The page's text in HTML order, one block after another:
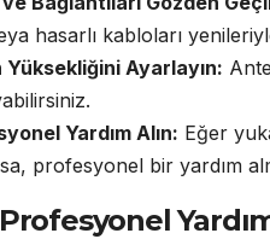
hasarlı kabloları
Yüksekliğini Ayarlayın:
Yardım Alın: Eğer
profesyonel bir yardım